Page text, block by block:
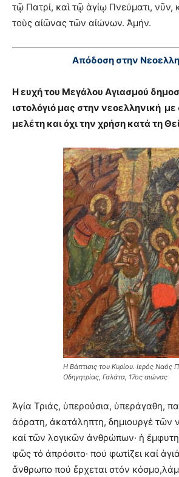
τῷ Πατρί, καὶ τῷ ἁγίῳ Πνεύματι, νῦν,
τοὺς αἰῶνας τῶν αἰώνων. Ἀμήν.
Απόδοση στην
Η ευχή του Μεγάλου Αγιασμού
ιστολόγιό μας στην νεοελληνική
μελέτη και όχι την χρήση κατά τη
Η Βάπτισις του Κυρίου. Ιερός Ναός
Οδηγητρίας, Γαλάτα, 17ος αιώνας
Ἁγία Τριάς, ὑπερούσια, ὑπεράγαθη,
ἀόρατη, ἀκατάληπτη, δημιουργέ τῶν
καί τῶν λογικῶν ἀνθρώπων· ἡ ἔμφυτη
φῶς τό ἀπρόσιτο· πού φωτίζει καί
ἄνθρωπο πού ἔρχεται στόν